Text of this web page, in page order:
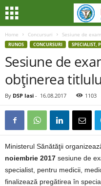
Home Concursuri Sesiune de
RUNOS CONCURSURI SPECIALIST,
Sesiune de
obţinerea
By DSP Iasi - 16.08.2017 1103
Ministerul Sănătăţii
noiembrie 2017 sesiune de
specialist, pentru medicii,
finalizează pregătirea în